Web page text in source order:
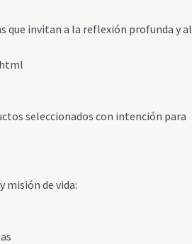
que invitan a la reflexión profunda y al
seleccionados con intención para
misión de vida: